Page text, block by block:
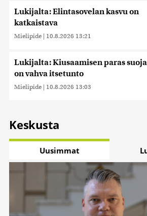
Lukijalta: Elintasovelan kasvu on
katkaistava
Mielipide | 10.8.2026 13:21
Lukijalta: Kiusaamisen paras suoja
on vahva itsetunto
Mielipide | 10.8.2026 13:03
Keskusta
Uusimmat